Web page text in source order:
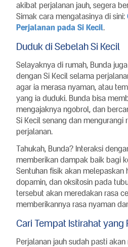
akibat perjalanan jauh, segera
Simak cara mengatasinya di sini:
Perjalanan pada Si Kecil.
Duduk di Sebelah Si Kecil
Selayaknya di rumah, Bunda
dengan Si Kecil selama
agar ia merasa nyaman, atau
yang ia duduki. Bunda bisa
mengajaknya ngobrol, dan
Si Kecil senang dan mengurangi
perjalanan.
Tahukah, Bunda? Interaksi
memberikan dampak baik bagi
Sentuhan fisik akan melepaskan
dopamin, dan oksitosin pada
tersebut akan meredakan rasa
memberikannya rasa nyaman
Cari Tempat Istirahat yang
Perjalanan jauh sudah pasti